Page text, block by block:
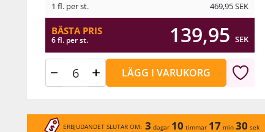
1 fl. per st. 469,95SEK
BÄSTA PRIS
6 fl. per st. 139,95 SEK
LÄGG I VARUKORG
ERBJUDANDET SLUTAR OM: 3 dagar 10 timmar 17 min 30 sek